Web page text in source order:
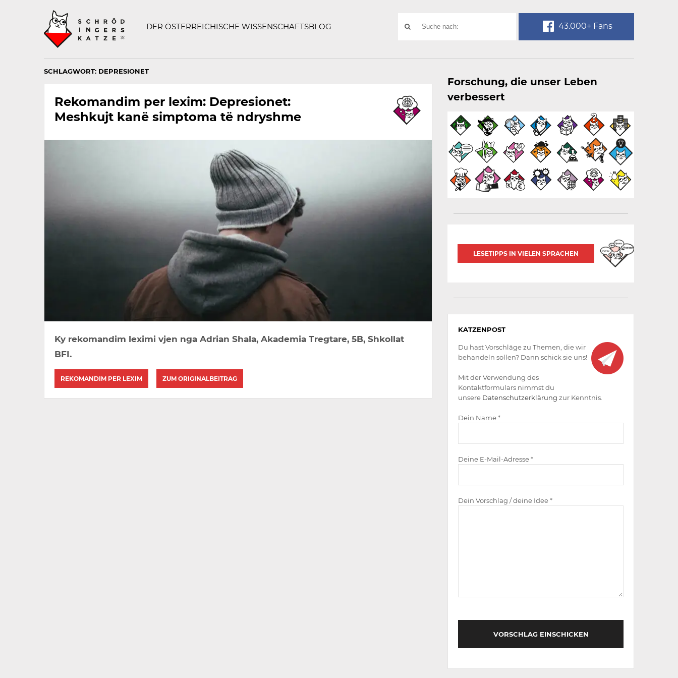
DER ÖSTERREICHISCHE WISSENSCHAFTSBLOG
SUCHE
43.000+ Fans
SCHLAGWORT: DEPRESIONET
Rekomandim per lexim: Depresionet:
Meshkujt kanë simptoma të ndryshme
Ky rekomandim leximi vjen nga Adrian Shala, Akademia Tregtare, 5B, Shkollat ​​
BFI.
REKOMANDIM PER LEXIM ZUM ORIGINALBEITRAG
Forschung, die unser Leben
verbessert
LESETIPPS IN VIELEN SPRACHEN
werden
KATZENPOST
Du hast Vorschläge zu Themen, die wir
behandeln sollen? Dann schick sie uns!
Mit der Verwendung des
Kontaktformulars nimmst du
unsere Datenschutzerklärung zur Kenntnis.
Dein Name *
Deine E-Mail-Adresse *
Dein Vorschlag / deine Idee *